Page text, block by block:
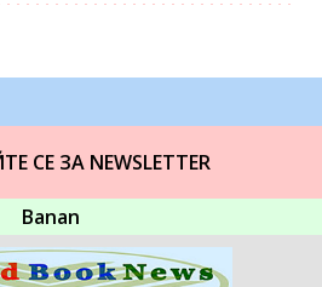
СЕ ЗА NEWSLETTER
Banan